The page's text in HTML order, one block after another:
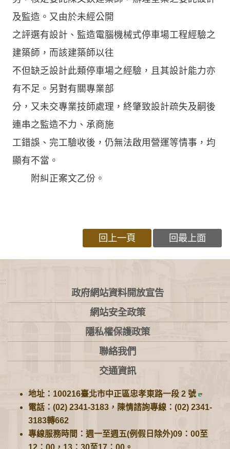
及監造。又由於未經公開
之評選有設計、監造電腦機械式停車場工程經驗之
建築師，而該建築師以往
不但缺乏設計此類停車場之經驗，且其設計能力亦
有不足。另對有關專業部
分，又未交專業技師處理，終肇致設計疏失及嗣後
連串之監造不力、承商施
工錯誤、完工驗收後，仍無法啟用營運等情事，均
顯有不當。
附糾正案文乙份。
回上一頁 回最上面
:::
政府網站資料開放宣告
網站安全政策
隱私權保護政策
聯絡我們
交通資訊
地址：100216臺北市中正區忠孝東路一段 2 號
電話：(02) 2341-3183，陳情諮詢專線：(02) 2341-
3183轉662
專線服務時間：週一至週五(例假日除外)09：00至
12：00，13：30至17：00。